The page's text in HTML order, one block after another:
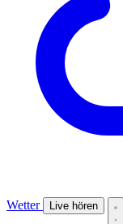
Wetter Live hören